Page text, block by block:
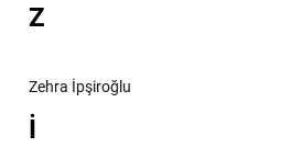
Z
Zehra İpşiroğlu
İ